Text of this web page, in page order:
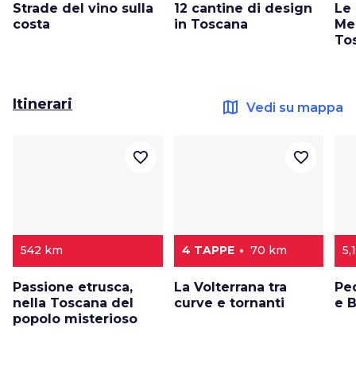
Strade del vino sulla
costa
12 cantine di design
in Toscana
Le
Itinerari map Vedi su mappa
542 km
Passione etrusca,
nella Toscana del
popolo misterioso
favorite_border
4 TAPPE 70 km
La Volterrana tra
curve e tornanti
favorite_border
e